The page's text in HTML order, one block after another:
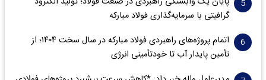
گرافیتی با سرمایه‌گذاری فولاد مبارکه
اتمام پروژه‌های راهبردی فولاد مبارکه در سال سخت ۱۴۰۴؛ از
تأمین پایدار آب تا خودتأمینی انرژی